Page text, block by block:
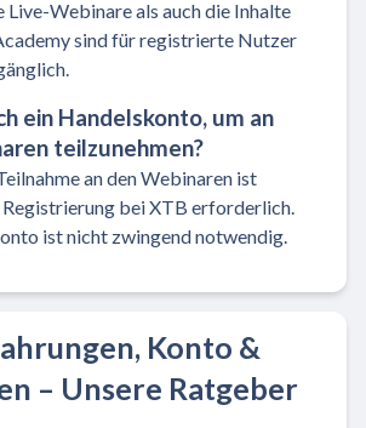
Live-Webinare als auch die Inhalte
sind für registrierte Nutzer
ein Handelskonto, um an
teilzunehmen?
an den Webinaren ist
bei XTB erforderlich.
ist nicht zwingend notwendig.
Konto &
– Unsere Ratgeber